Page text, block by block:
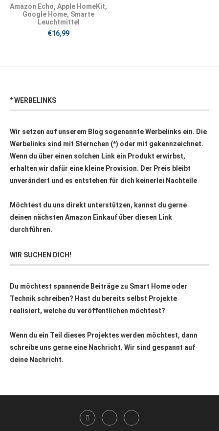
Amazon Echo, Apple HomeKit,
Google Home, Smarte
Leuchtmittel
€16,99
* WERBELINKS
Wir setzen auf unserem Blog sogenannte Werbelinks ein. Die
Werbelinks sind mit Sternchen (*) oder mit gekennzeichnet.
Wenn du über einen solchen Link ein Produkt erwirbst,
erhalten wir dafür eine kleine Provision. Der Preis bleibt
unverändert und es entstehen für dich keinerlei Nachteile
Möchtest du uns direkt unterstützen, kannst du gerne
deinen nächsten Amazon Einkauf über diesen Link
durchführen.
WIR SUCHEN DICH!
Du möchtest spannende Beiträge zu Smart Home oder
Technik schreiben? Hast du bereits selbst Projekte
realisiert, welche du veröffentlichen möchtest?
Wenn du ein Teil dieses Projektes werden möchtest, dann
schreibe uns gerne eine Nachricht. Wir sind gespannt auf
deine Nachricht.